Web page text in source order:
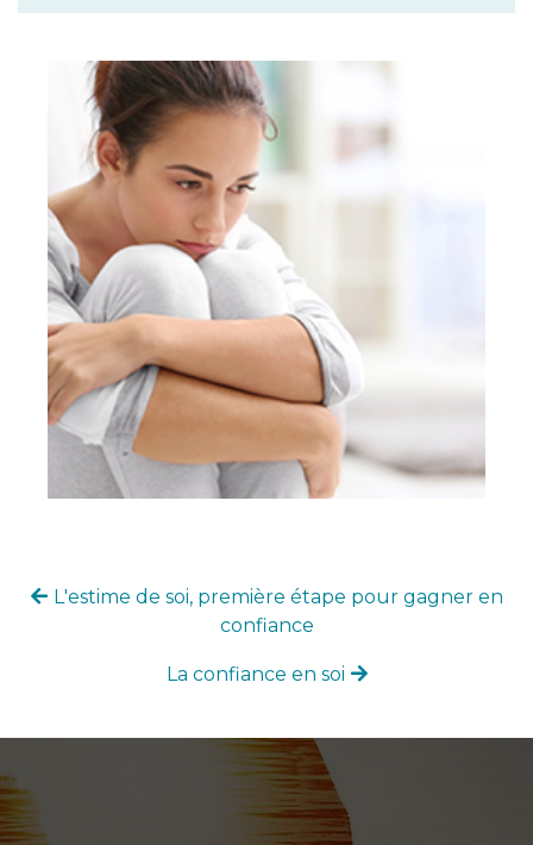
L'estime de soi, première étape pour gagner en
confiance
La confiance en soi